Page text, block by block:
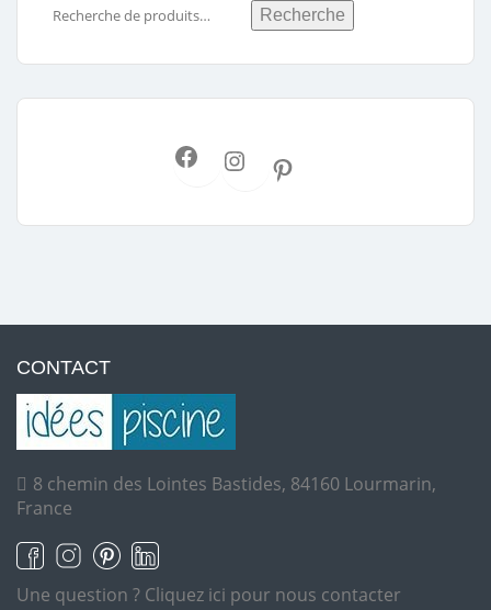
Recherche
CONTACT
8 chemin des Lointes Bastides, 84160 Lourmarin,
France
Une question ? Cliquez ici pour nous contacter